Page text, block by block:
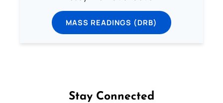
MASS READINGS (DRB)
Stay Connected